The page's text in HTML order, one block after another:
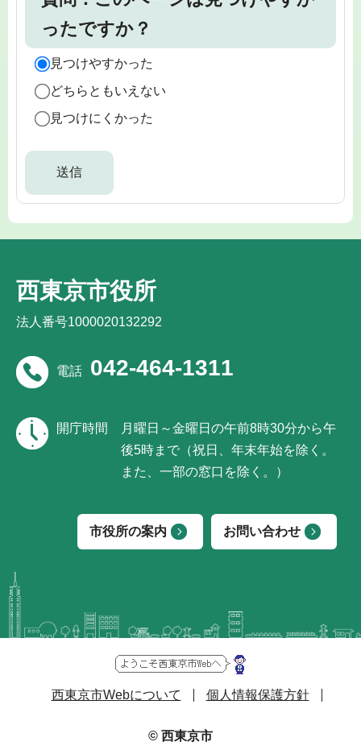
ったですか？
見つけやすかった
どちらともいえない
見つけにくかった
西東京市役所
法人番号1000020132292
電話 042-464-1311
開庁時間
月曜日～金曜日の午前8時30分から午
後5時まで（祝日、年末年始を除く。
また、一部の窓口を除く。）
市役所の案内 お問い合わせ
西東京市Webについて 個人情報保護方針
© 西東京市